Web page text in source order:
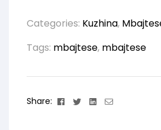
Categories: Kuzhina,
Tags: mbajtese, mbajtese
Share: Facebook
TwitterLinkedin
Email